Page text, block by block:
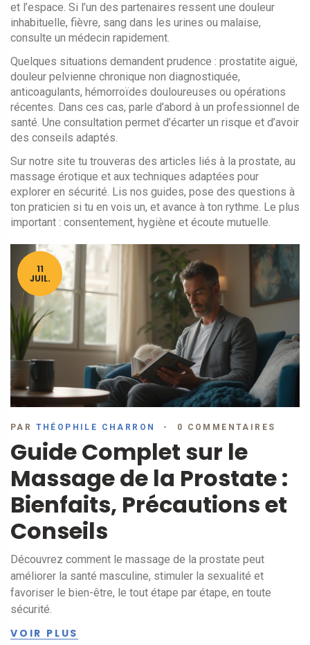
et l’espace. Si l’un des partenaires ressent une douleur
inhabituelle, fièvre, sang dans les urines ou malaise,
consulte un médecin rapidement.
Quelques situations demandent prudence : prostatite aiguë,
douleur pelvienne chronique non diagnostiquée,
anticoagulants, hémorroïdes douloureuses ou opérations
récentes. Dans ces cas, parle d’abord à un professionnel de
santé. Une consultation permet d’écarter un risque et d’avoir
des conseils adaptés.
Sur notre site tu trouveras des articles liés à la prostate, au
massage érotique et aux techniques adaptées pour
explorer en sécurité. Lis nos guides, pose des questions à
ton praticien si tu en vois un, et avance à ton rythme. Le plus
important : consentement, hygiène et écoute mutuelle.
11
JUIL.
PAR THÉOPHILE CHARRON 0 COMMENTAIRES
Guide Complet sur le
Massage de la Prostate :
Bienfaits, Précautions et
Conseils
Découvrez comment le massage de la prostate peut
améliorer la santé masculine, stimuler la sexualité et
favoriser le bien-être, le tout étape par étape, en toute
sécurité.
VOIR PLUS